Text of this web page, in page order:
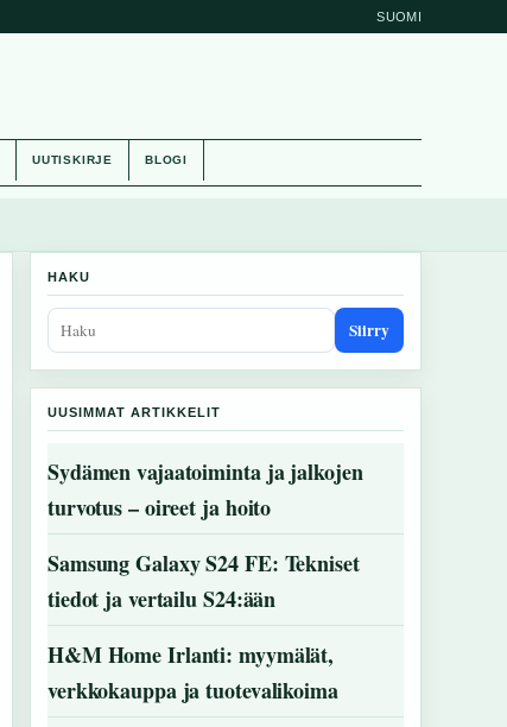
SUOMI
UUTISKIRJE BLOGI
HAKU
Siirry
UUSIMMAT ARTIKKELIT
Sydämen vajaatoiminta ja jalkojen
turvotus – oireet ja hoito
Samsung Galaxy S24 FE: Tekniset
tiedot ja vertailu S24:ään
H&M Home Irlanti: myymälät,
verkkokauppa ja tuotevalikoima